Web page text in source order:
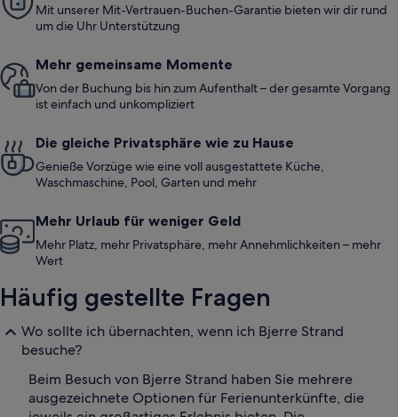
Mit unserer Mit-Vertrauen-Buchen-Garantie bieten wir dir rund
um die Uhr Unterstützung
Mehr gemeinsame Momente
Von der Buchung bis hin zum Aufenthalt – der gesamte Vorgang
ist einfach und unkompliziert
Die gleiche Privatsphäre wie zu Hause
Genieße Vorzüge wie eine voll ausgestattete Küche,
Waschmaschine, Pool, Garten und mehr
Mehr Urlaub für weniger Geld
Mehr Platz, mehr Privatsphäre, mehr Annehmlichkeiten – mehr
Wert
Häufig gestellte Fragen
Wo sollte ich übernachten, wenn ich Bjerre Strand
besuche?
Beim Besuch von Bjerre Strand haben Sie mehrere
ausgezeichnete Optionen für Ferienunterkünfte, die